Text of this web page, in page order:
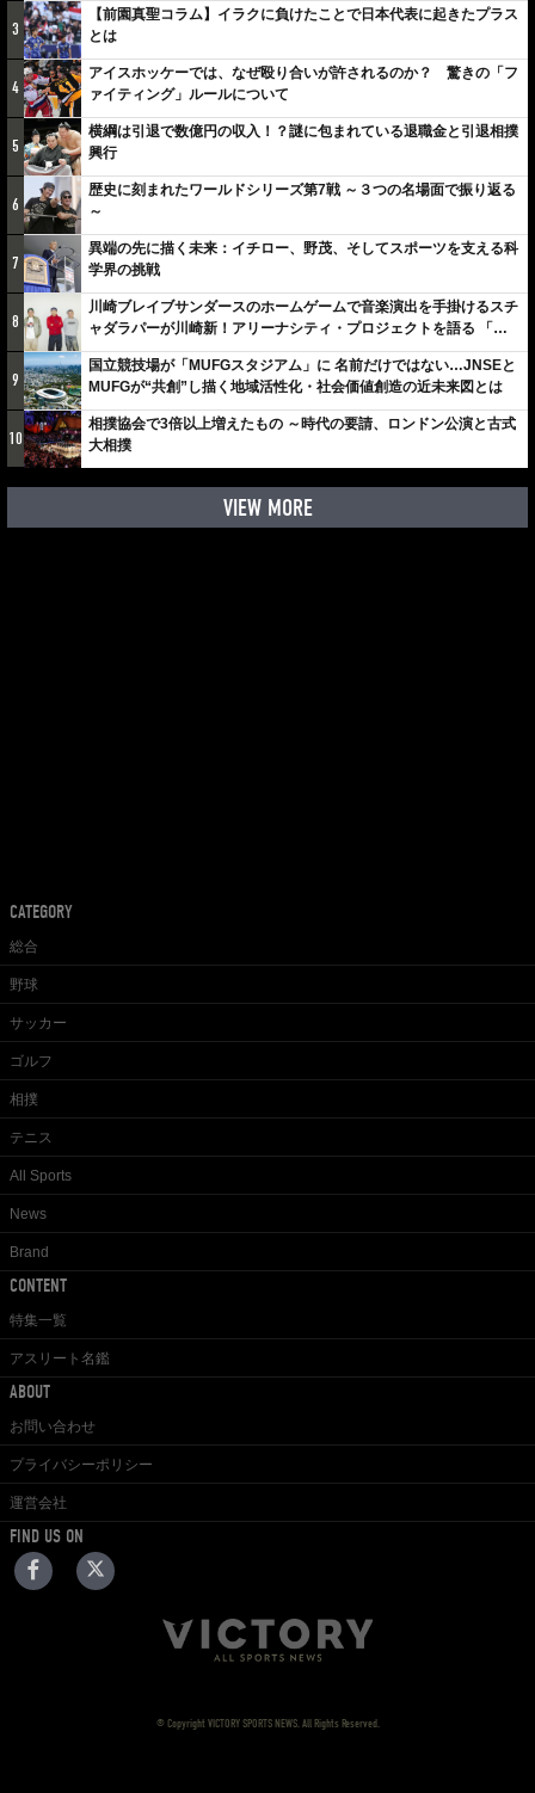
3
【前園真聖コラム】イラクに負けたことで日本代表に起きたプラス
とは
4
アイスホッケーでは、なぜ殴り合いが許されるのか？ 驚きの「フ
ァイティング」ルールについて
5
横綱は引退で数億円の収入！？謎に包まれている退職金と引退相撲
興行
6
歴史に刻まれたワールドシリーズ第7戦 ～３つの名場面で振り返る
～
7
異端の先に描く未来：イチロー、野茂、そしてスポーツを支える科
学界の挑戦
8
川崎ブレイブサンダースのホームゲームで音楽演出を手掛けるスチ
ャダラパーが川崎新！アリーナシティ・プロジェクトを語る 「楽
しみでしかないでしょ。川崎は、ずっと成長曲線だから」
9
国立競技場が「MUFGスタジアム」に 名前だけではない…JNSEと
MUFGが“共創”し描く地域活性化・社会価値創造の近未来図とは
10
相撲協会で3倍以上増えたもの ～時代の要請、ロンドン公演と古式
大相撲
VIEW MORE
CATEGORY
総合
野球
サッカー
ゴルフ
相撲
テニス
All Sports
News
Brand
CONTENT
特集一覧
アスリート名鑑
ABOUT
お問い合わせ
プライバシーポリシー
運営会社
FIND US ON
© Copyright VICTORY SPORTS NEWS. All Rights Reserved.